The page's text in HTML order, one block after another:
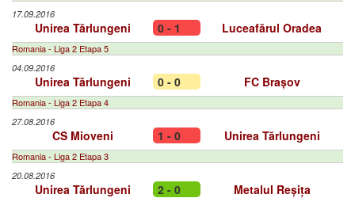
17.09.2016
Unirea Tărlungeni 0 - 1 Luceafărul Oradea
Romania - Liga 2 Etapa 5
04.09.2016
Unirea Tărlungeni 0 - 0 FC Brașov
Romania - Liga 2 Etapa 4
27.08.2016
CS Mioveni 1 - 0 Unirea Tărlungeni
Romania - Liga 2 Etapa 3
20.08.2016
Unirea Tărlungeni 2 - 0 Metalul Reșița